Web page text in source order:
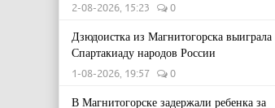
2-08-2026, 15:23 0
Дзюдоистка из Магнитогорска выиграла
Спартакиаду народов России
1-08-2026, 19:57 0
В Магнитогорске задержали ребенка за